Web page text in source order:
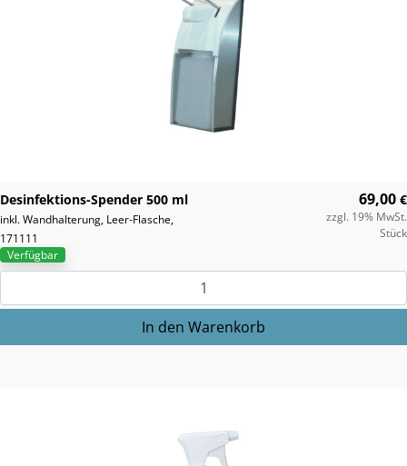
Desinfektions-Spender 500 ml
inkl. Wandhalterung, Leer-Flasche,
171111
69,00 €
zzgl. 19% MwSt.
Stück
Verfügbar